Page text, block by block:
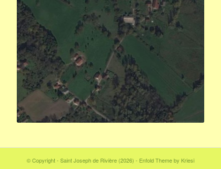
© Copyright - Saint Joseph de Rivière (2026) - Enfold Theme by Kriesi